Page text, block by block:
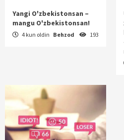
Yangi O'zbekistonsan –
mangu O'zbekistonsan!
4 kun oldin Behzod 193